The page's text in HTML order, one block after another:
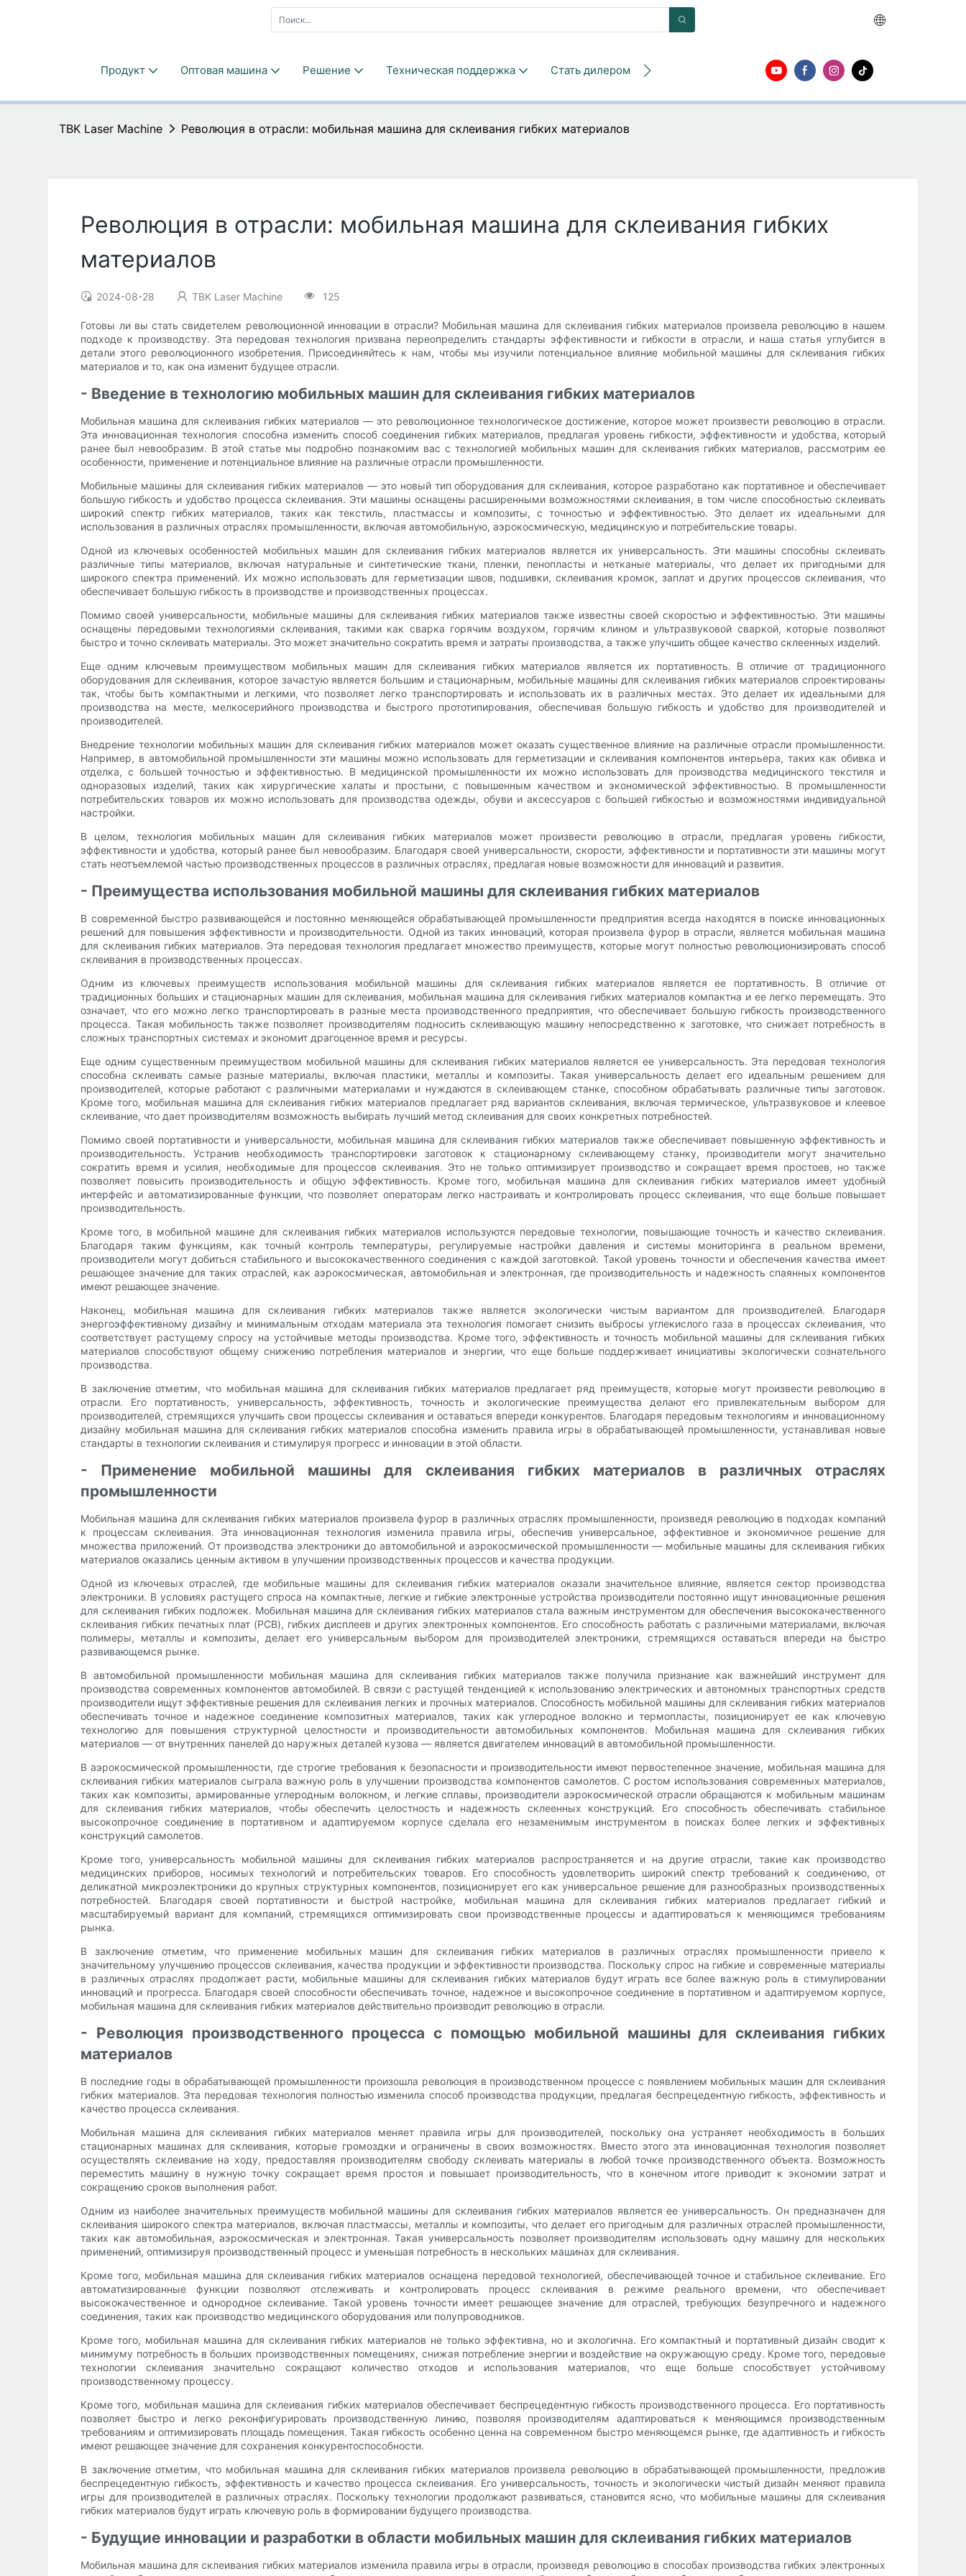
Продукт Оптовая машина Решение Техническая поддержка Стать дилером
TBK Laser Machine Революция в отрасли: мобильная машина для склеивания гибких материалов
Революция в отрасли: мобильная машина для склеивания гибких
материалов
2024-08-28 TBK Laser Machine 125
Готовы ли вы стать свидетелем революционной инновации в отрасли? Мобильная машина для склеивания гибких материалов произвела революцию в нашем
подходе к производству. Эта передовая технология призвана переопределить стандарты эффективности и гибкости в отрасли, и наша статья углубится в
детали этого революционного изобретения. Присоединяйтесь к нам, чтобы мы изучили потенциальное влияние мобильной машины для склеивания гибких
материалов и то, как она изменит будущее отрасли.
- Введение в технологию мобильных машин для склеивания гибких материалов
Мобильная машина для склеивания гибких материалов — это революционное технологическое достижение, которое может произвести революцию в отрасли.
Эта инновационная технология способна изменить способ соединения гибких материалов, предлагая уровень гибкости, эффективности и удобства, который
ранее был невообразим. В этой статье мы подробно познакомим вас с технологией мобильных машин для склеивания гибких материалов, рассмотрим ее
особенности, применение и потенциальное влияние на различные отрасли промышленности.
Мобильные машины для склеивания гибких материалов — это новый тип оборудования для склеивания, которое разработано как портативное и обеспечивает
большую гибкость и удобство процесса склеивания. Эти машины оснащены расширенными возможностями склеивания, в том числе способностью склеивать
широкий спектр гибких материалов, таких как текстиль, пластмассы и композиты, с точностью и эффективностью. Это делает их идеальными для
использования в различных отраслях промышленности, включая автомобильную, аэрокосмическую, медицинскую и потребительские товары.
Одной из ключевых особенностей мобильных машин для склеивания гибких материалов является их универсальность. Эти машины способны склеивать
различные типы материалов, включая натуральные и синтетические ткани, пленки, пенопласты и нетканые материалы, что делает их пригодными для
широкого спектра применений. Их можно использовать для герметизации швов, подшивки, склеивания кромок, заплат и других процессов склеивания, что
обеспечивает большую гибкость в производстве и производственных процессах.
Помимо своей универсальности, мобильные машины для склеивания гибких материалов также известны своей скоростью и эффективностью. Эти машины
оснащены передовыми технологиями склеивания, такими как сварка горячим воздухом, горячим клином и ультразвуковой сваркой, которые позволяют
быстро и точно склеивать материалы. Это может значительно сократить время и затраты производства, а также улучшить общее качество склеенных изделий.
Еще одним ключевым преимуществом мобильных машин для склеивания гибких материалов является их портативность. В отличие от традиционного
оборудования для склеивания, которое зачастую является большим и стационарным, мобильные машины для склеивания гибких материалов спроектированы
так, чтобы быть компактными и легкими, что позволяет легко транспортировать и использовать их в различных местах. Это делает их идеальными для
производства на месте, мелкосерийного производства и быстрого прототипирования, обеспечивая большую гибкость и удобство для производителей и
производителей.
Внедрение технологии мобильных машин для склеивания гибких материалов может оказать существенное влияние на различные отрасли промышленности.
Например, в автомобильной промышленности эти машины можно использовать для герметизации и склеивания компонентов интерьера, таких как обивка и
отделка, с большей точностью и эффективностью. В медицинской промышленности их можно использовать для производства медицинского текстиля и
одноразовых изделий, таких как хирургические халаты и простыни, с повышенным качеством и экономической эффективностью. В промышленности
потребительских товаров их можно использовать для производства одежды, обуви и аксессуаров с большей гибкостью и возможностями индивидуальной
настройки.
В целом, технология мобильных машин для склеивания гибких материалов может произвести революцию в отрасли, предлагая уровень гибкости,
эффективности и удобства, который ранее был невообразим. Благодаря своей универсальности, скорости, эффективности и портативности эти машины могут
стать неотъемлемой частью производственных процессов в различных отраслях, предлагая новые возможности для инноваций и развития.
- Преимущества использования мобильной машины для склеивания гибких материалов
В современной быстро развивающейся и постоянно меняющейся обрабатывающей промышленности предприятия всегда находятся в поиске инновационных
решений для повышения эффективности и производительности. Одной из таких инноваций, которая произвела фурор в отрасли, является мобильная машина
для склеивания гибких материалов. Эта передовая технология предлагает множество преимуществ, которые могут полностью революционизировать способ
склеивания в производственных процессах.
Одним из ключевых преимуществ использования мобильной машины для склеивания гибких материалов является ее портативность. В отличие от
традиционных больших и стационарных машин для склеивания, мобильная машина для склеивания гибких материалов компактна и ее легко перемещать. Это
означает, что его можно легко транспортировать в разные места производственного предприятия, что обеспечивает большую гибкость производственного
процесса. Такая мобильность также позволяет производителям подносить склеивающую машину непосредственно к заготовке, что снижает потребность в
сложных транспортных системах и экономит драгоценное время и ресурсы.
Еще одним существенным преимуществом мобильной машины для склеивания гибких материалов является ее универсальность. Эта передовая технология
способна склеивать самые разные материалы, включая пластики, металлы и композиты. Такая универсальность делает его идеальным решением для
производителей, которые работают с различными материалами и нуждаются в склеивающем станке, способном обрабатывать различные типы заготовок.
Кроме того, мобильная машина для склеивания гибких материалов предлагает ряд вариантов склеивания, включая термическое, ультразвуковое и клеевое
склеивание, что дает производителям возможность выбирать лучший метод склеивания для своих конкретных потребностей.
Помимо своей портативности и универсальности, мобильная машина для склеивания гибких материалов также обеспечивает повышенную эффективность и
производительность. Устранив необходимость транспортировки заготовок к стационарному склеивающему станку, производители могут значительно
сократить время и усилия, необходимые для процессов склеивания. Это не только оптимизирует производство и сокращает время простоев, но также
позволяет повысить производительность и общую эффективность. Кроме того, мобильная машина для склеивания гибких материалов имеет удобный
интерфейс и автоматизированные функции, что позволяет операторам легко настраивать и контролировать процесс склеивания, что еще больше повышает
производительность.
Кроме того, в мобильной машине для склеивания гибких материалов используются передовые технологии, повышающие точность и качество склеивания.
Благодаря таким функциям, как точный контроль температуры, регулируемые настройки давления и системы мониторинга в реальном времени,
производители могут добиться стабильного и высококачественного соединения с каждой заготовкой. Такой уровень точности и обеспечения качества имеет
решающее значение для таких отраслей, как аэрокосмическая, автомобильная и электронная, где производительность и надежность спаянных компонентов
имеют решающее значение.
Наконец, мобильная машина для склеивания гибких материалов также является экологически чистым вариантом для производителей. Благодаря
энергоэффективному дизайну и минимальным отходам материала эта технология помогает снизить выбросы углекислого газа в процессах склеивания, что
соответствует растущему спросу на устойчивые методы производства. Кроме того, эффективность и точность мобильной машины для склеивания гибких
материалов способствуют общему снижению потребления материалов и энергии, что еще больше поддерживает инициативы экологически сознательного
производства.
В заключение отметим, что мобильная машина для склеивания гибких материалов предлагает ряд преимуществ, которые могут произвести революцию в
отрасли. Его портативность, универсальность, эффективность, точность и экологические преимущества делают его привлекательным выбором для
производителей, стремящихся улучшить свои процессы склеивания и оставаться впереди конкурентов. Благодаря передовым технологиям и инновационному
дизайну мобильная машина для склеивания гибких материалов способна изменить правила игры в обрабатывающей промышленности, устанавливая новые
стандарты в технологии склеивания и стимулируя прогресс и инновации в этой области.
- Применение мобильной машины для склеивания гибких материалов в различных отраслях
промышленности
Мобильная машина для склеивания гибких материалов произвела фурор в различных отраслях промышленности, произведя революцию в подходах компаний
к процессам склеивания. Эта инновационная технология изменила правила игры, обеспечив универсальное, эффективное и экономичное решение для
множества приложений. От производства электроники до автомобильной и аэрокосмической промышленности — мобильные машины для склеивания гибких
материалов оказались ценным активом в улучшении производственных процессов и качества продукции.
Одной из ключевых отраслей, где мобильные машины для склеивания гибких материалов оказали значительное влияние, является сектор производства
электроники. В условиях растущего спроса на компактные, легкие и гибкие электронные устройства производители постоянно ищут инновационные решения
для склеивания гибких подложек. Мобильная машина для склеивания гибких материалов стала важным инструментом для обеспечения высококачественного
склеивания гибких печатных плат (PCB), гибких дисплеев и других электронных компонентов. Его способность работать с различными материалами, включая
полимеры, металлы и композиты, делает его универсальным выбором для производителей электроники, стремящихся оставаться впереди на быстро
развивающемся рынке.
В автомобильной промышленности мобильная машина для склеивания гибких материалов также получила признание как важнейший инструмент для
производства современных компонентов автомобилей. В связи с растущей тенденцией к использованию электрических и автономных транспортных средств
производители ищут эффективные решения для склеивания легких и прочных материалов. Способность мобильной машины для склеивания гибких материалов
обеспечивать точное и надежное соединение композитных материалов, таких как углеродное волокно и термопласты, позиционирует ее как ключевую
технологию для повышения структурной целостности и производительности автомобильных компонентов. Мобильная машина для склеивания гибких
материалов — от внутренних панелей до наружных деталей кузова — является двигателем инноваций в автомобильной промышленности.
В аэрокосмической промышленности, где строгие требования к безопасности и производительности имеют первостепенное значение, мобильная машина для
склеивания гибких материалов сыграла важную роль в улучшении производства компонентов самолетов. С ростом использования современных материалов,
таких как композиты, армированные углеродным волокном, и легкие сплавы, производители аэрокосмической отрасли обращаются к мобильным машинам
для склеивания гибких материалов, чтобы обеспечить целостность и надежность склеенных конструкций. Его способность обеспечивать стабильное
высокопрочное соединение в портативном и адаптируемом корпусе сделала его незаменимым инструментом в поисках более легких и эффективных
конструкций самолетов.
Кроме того, универсальность мобильной машины для склеивания гибких материалов распространяется и на другие отрасли, такие как производство
медицинских приборов, носимых технологий и потребительских товаров. Его способность удовлетворить широкий спектр требований к соединению, от
деликатной микроэлектроники до крупных структурных компонентов, позиционирует его как универсальное решение для разнообразных производственных
потребностей. Благодаря своей портативности и быстрой настройке, мобильная машина для склеивания гибких материалов предлагает гибкий и
масштабируемый вариант для компаний, стремящихся оптимизировать свои производственные процессы и адаптироваться к меняющимся требованиям
рынка.
В заключение отметим, что применение мобильных машин для склеивания гибких материалов в различных отраслях промышленности привело к
значительному улучшению процессов склеивания, качества продукции и эффективности производства. Поскольку спрос на гибкие и современные материалы
в различных отраслях продолжает расти, мобильные машины для склеивания гибких материалов будут играть все более важную роль в стимулировании
инноваций и прогресса. Благодаря своей способности обеспечивать точное, надежное и высокопрочное соединение в портативном и адаптируемом корпусе,
мобильная машина для склеивания гибких материалов действительно производит революцию в отрасли.
- Революция производственного процесса с помощью мобильной машины для склеивания гибких
материалов
В последние годы в обрабатывающей промышленности произошла революция в производственном процессе с появлением мобильных машин для склеивания
гибких материалов. Эта передовая технология полностью изменила способ производства продукции, предлагая беспрецедентную гибкость, эффективность и
качество процесса склеивания.
Мобильная машина для склеивания гибких материалов меняет правила игры для производителей, поскольку она устраняет необходимость в больших
стационарных машинах для склеивания, которые громоздки и ограничены в своих возможностях. Вместо этого эта инновационная технология позволяет
осуществлять склеивание на ходу, предоставляя производителям свободу склеивать материалы в любой точке производственного объекта. Возможность
переместить машину в нужную точку сокращает время простоя и повышает производительность, что в конечном итоге приводит к экономии затрат и
сокращению сроков выполнения работ.
Одним из наиболее значительных преимуществ мобильной машины для склеивания гибких материалов является ее универсальность. Он предназначен для
склеивания широкого спектра материалов, включая пластмассы, металлы и композиты, что делает его пригодным для различных отраслей промышленности,
таких как автомобильная, аэрокосмическая и электронная. Такая универсальность позволяет производителям использовать одну машину для нескольких
применений, оптимизируя производственный процесс и уменьшая потребность в нескольких машинах для склеивания.
Кроме того, мобильная машина для склеивания гибких материалов оснащена передовой технологией, обеспечивающей точное и стабильное склеивание. Его
автоматизированные функции позволяют отслеживать и контролировать процесс склеивания в режиме реального времени, что обеспечивает
высококачественное и однородное склеивание. Такой уровень точности имеет решающее значение для отраслей, требующих безупречного и надежного
соединения, таких как производство медицинского оборудования или полупроводников.
Кроме того, мобильная машина для склеивания гибких материалов не только эффективна, но и экологична. Его компактный и портативный дизайн сводит к
минимуму потребность в больших производственных помещениях, снижая потребление энергии и воздействие на окружающую среду. Кроме того, передовые
технологии склеивания значительно сокращают количество отходов и использования материалов, что еще больше способствует устойчивому
производственному процессу.
Кроме того, мобильная машина для склеивания гибких материалов обеспечивает беспрецедентную гибкость производственного процесса. Его портативность
позволяет быстро и легко реконфигурировать производственную линию, позволяя производителям адаптироваться к меняющимся производственным
требованиям и оптимизировать площадь помещения. Такая гибкость особенно ценна на современном быстро меняющемся рынке, где адаптивность и гибкость
имеют решающее значение для сохранения конкурентоспособности.
В заключение отметим, что мобильная машина для склеивания гибких материалов произвела революцию в обрабатывающей промышленности, предложив
беспрецедентную гибкость, эффективность и качество процесса склеивания. Его универсальность, точность и экологически чистый дизайн меняют правила
игры для производителей в различных отраслях. Поскольку технологии продолжают развиваться, становится ясно, что мобильные машины для склеивания
гибких материалов будут играть ключевую роль в формировании будущего производства.
- Будущие инновации и разработки в области мобильных машин для склеивания гибких материалов
Мобильная машина для склеивания гибких материалов изменила правила игры в отрасли, произведя революцию в способах производства гибких электронных